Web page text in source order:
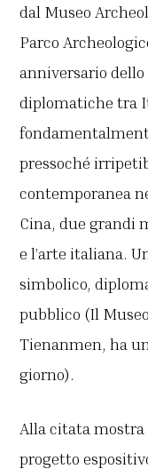
dal Museo
Parco
anniversario
diplomatiche tra
pressoché
contemporanea
Cina, due grandi
e l’arte italiana.
simbolico,
pubblico (Il
Tienanmen, ha
giorno).
Alla citata
progetto